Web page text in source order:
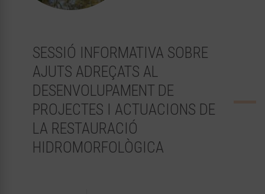
SESSIÓ INFORMATIVA SOBRE
AJUTS ADREÇATS AL
DESENVOLUPAMENT DE
PROJECTES I ACTUACIONS DE
LA RESTAURACIÓ
HIDROMORFOLÒGICA